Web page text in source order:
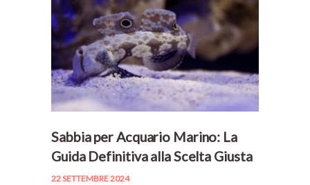
Sabbia per Acquario Marino: La
Guida Definitiva alla Scelta Giusta
22 SETTEMBRE 2024